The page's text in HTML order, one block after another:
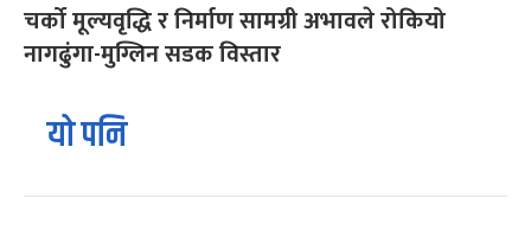
चर्को मूल्यवृद्धि र निर्माण सामग्री अभावले रोकियो
नागढुंगा-मुग्लिन सडक विस्तार
यो पनि